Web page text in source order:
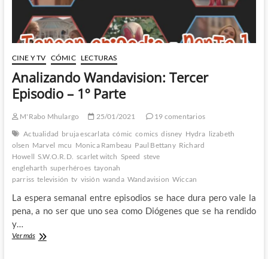
CINE Y TV CÓMIC LECTURAS
Analizando Wandavision: Tercer
Episodio – 1º Parte
M'Rabo Mhulargo 25/01/2021
19 comentarios
Actualidad bruja escarlata cómic comics disney Hydra lizabeth
olsen Marvel mcu Monica Rambeau Paul Bettany Richard
Howell S.W.O.R.D. scarlet witch Speed steve
engleharth superhéroes tayonah
parriss televisión tv visión wanda Wandavision Wiccan
La espera semanal entre episodios se hace dura pero vale la
pena, a no ser que uno sea como Diógenes que se ha rendido
y…
Ver másAnalizando